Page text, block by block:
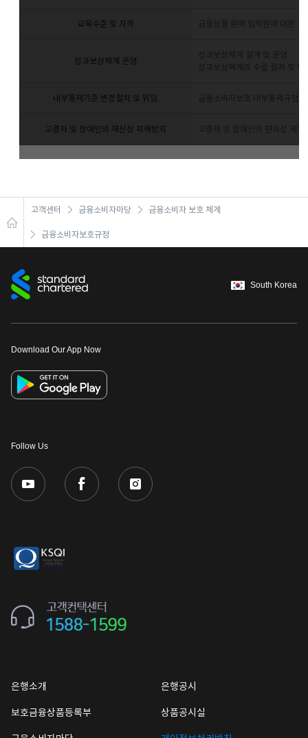
교육수준 및 자격 금융상품 판매 임직원에 대한
성과보상체계 운영
성과보상체계 설계 및 운영
성과보상체계의 수립 절차 및 평
내부통제기준 변경절차 및 위임 금융소비자보호 내부통제규정
고령자 및 장애인의 재산상 피해방지 고령자 및 장애인의 편의성 제
고객센터 금융소비자마당 금융소비자 보호 체계
금융소비자보호규정
South Korea
Download Our App Now
Follow Us
은행소개 은행공시
보호금융상품등록부 상품공시실